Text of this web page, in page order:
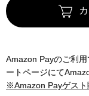
Amazon Payのご利
ートページにて
※Amazon Payゲスト